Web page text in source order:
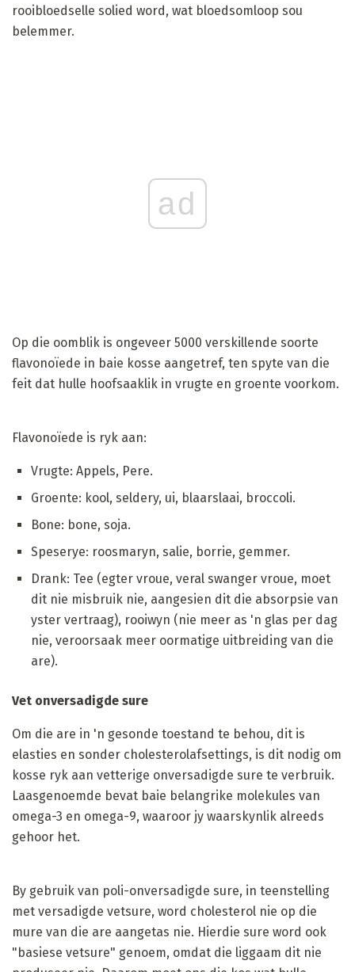
rooibloedselle solied word, wat bloedsomloop sou
belemmer.
ad
Op die oomblik is ongeveer 5000 verskillende soorte
flavonoïede in baie kosse aangetref, ten spyte van die
feit dat hulle hoofsaaklik in vrugte en groente voorkom.
Flavonoïede is ryk aan:
Vrugte: Appels, Pere.
Groente: kool, seldery, ui, blaarslaai, broccoli.
Bone: bone, soja.
Speserye: roosmaryn, salie, borrie, gemmer.
Drank: Tee (egter vroue, veral swanger vroue, moet
dit nie misbruik nie, aangesien dit die absorpsie van
yster vertraag), rooiwyn (nie meer as 'n glas per dag
nie, veroorsaak meer oormatige uitbreiding van die
are).
Vet onversadigde sure
Om die are in 'n gesonde toestand te behou, dit is
elasties en sonder cholesterolafsettings, is dit nodig om
kosse ryk aan vetterige onversadigde sure te verbruik.
Laasgenoemde bevat baie belangrike molekules van
omega-3 en omega-9, waaroor jy waarskynlik alreeds
gehoor het.
By gebruik van poli-onversadigde sure, in teenstelling
met versadigde vetsure, word cholesterol nie op die
mure van die are aangetas nie. Hierdie sure word ook
"basiese vetsure" genoem, omdat die liggaam dit nie